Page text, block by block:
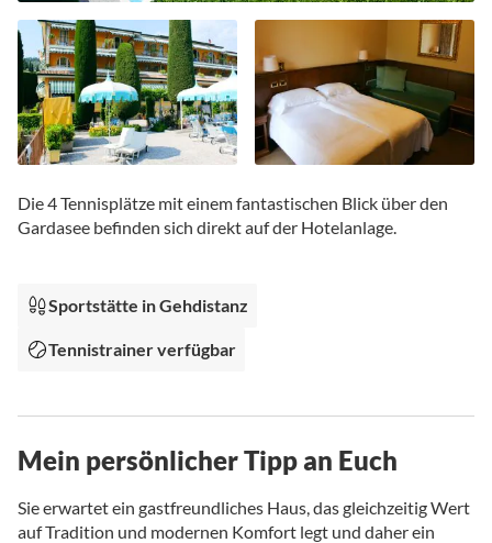
Anfang
der
Die 4 Tennisplätze mit einem fantastischen Blick über den
Gardasee befinden sich direkt auf der Hotelanlage.
Sportstätte in Gehdistanz
Tennistrainer verfügbar
Mein persönlicher Tipp an Euch
Sie erwartet ein gastfreundliches Haus, das gleichzeitig Wert
auf Tradition und modernen Komfort legt und daher ein